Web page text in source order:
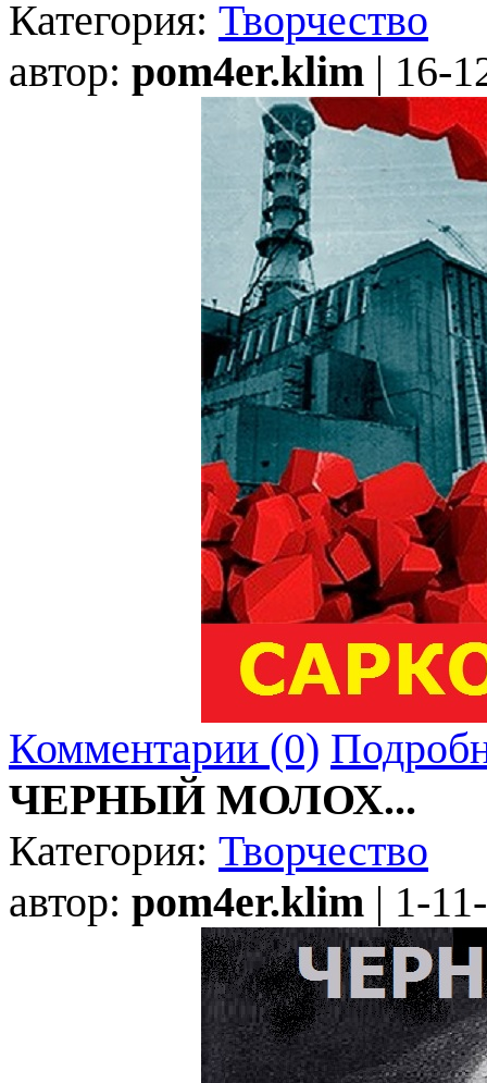
Категория: Творчество
автор: pom4er.klim | 16-
Комментарии (0)
ЧЕРНЫЙ МОЛОХ...
Категория: Творчество
автор: pom4er.klim | 1-